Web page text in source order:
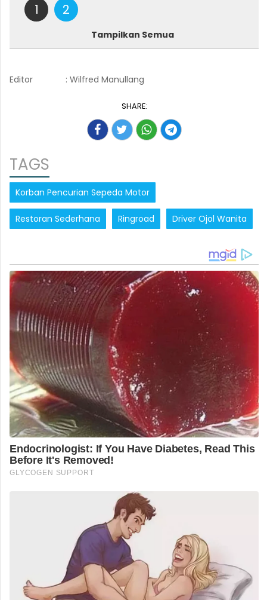
1 2
Tampilkan Semua
Editor : Wilfred Manullang
SHARE:
TAGS
Korban Pencurian Sepeda Motor
Restoran Sederhana Ringroad Driver Ojol Wanita